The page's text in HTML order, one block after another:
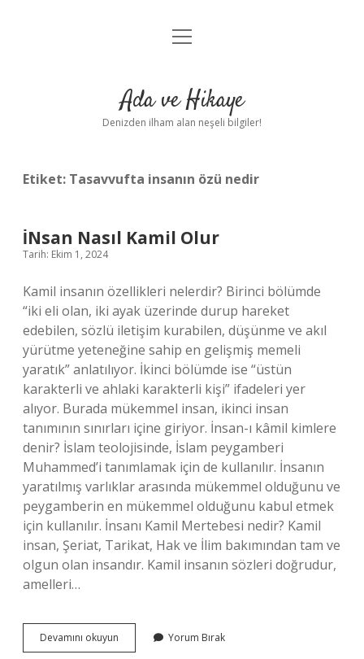
Anasayfa
Yasal Uyarı
menüyü
Ada ve Hikaye
Denizden ilham alan neşeli bilgiler!
Etiket: Tasavvufta insanın özü nedir
İNsan Nasıl Kamil Olur
Tarih: Ekim 1, 2024
Kamil insanın özellikleri nelerdir? Birinci bölümde
“iki eli olan, iki ayak üzerinde durup hareket
edebilen, sözlü iletişim kurabilen, düşünme ve akıl
yürütme yeteneğine sahip en gelişmiş memeli
yaratık” anlatılıyor. İkinci bölümde ise “üstün
karakterli ve ahlaki karakterli kişi” ifadeleri yer
alıyor. Burada mükemmel insan, ikinci insan
tanımının sınırları içine giriyor. İnsan-ı kâmil kimlere
denir? İslam teolojisinde, İslam peygamberi
Muhammed’i tanımlamak için de kullanılır. İnsanın
yaratılmış varlıklar arasında mükemmel olduğunu ve
peygamberin en mükemmel olduğunu kabul etmek
için kullanılır. İnsanı Kamil Mertebesi nedir? Kamil
insan, Şeriat, Tarikat, Hak ve İlim bakımından tam ve
olgun olan insandır. Kamil insanın sözleri doğrudur,
amelleri…
Devamını okuyun
Nasıl
Yorum Bırak